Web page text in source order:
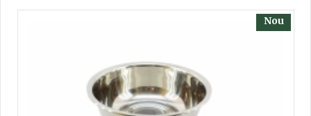
a putea să scrieți părerea trebuie să fiți înregistrat.
Nou